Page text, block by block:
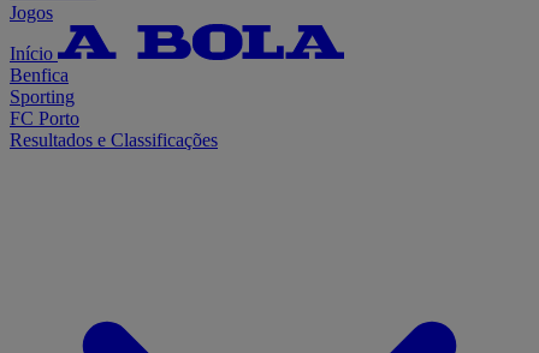
Jogos
Início
Benfica
Sporting
FC Porto
Resultados e Classificações